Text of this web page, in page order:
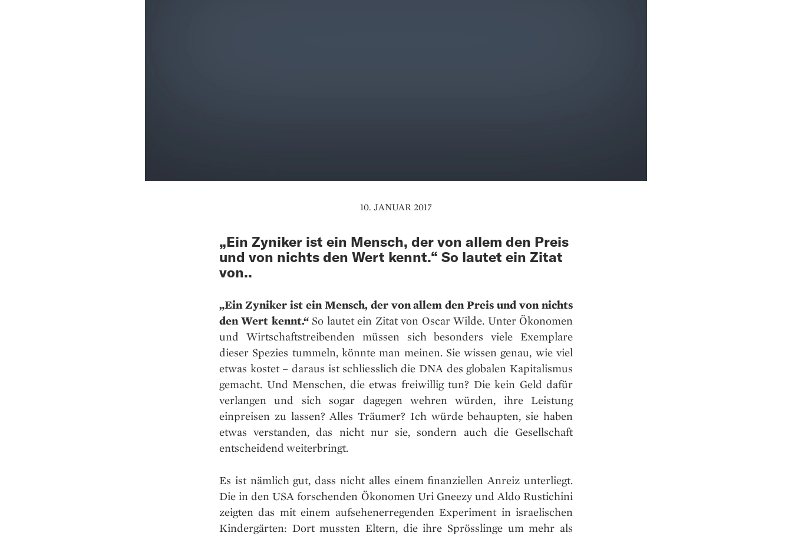
10. JANUAR 2017
„Ein Zyniker ist ein Mensch, der von allem den Preis
und von nichts den Wert kennt.“ So lautet ein Zitat
von..
„Ein Zyniker ist ein Mensch, der von allem den Preis und von nichts
den Wert kennt.“So lautet ein Zitat von Oscar Wilde. Unter Ökonomen
und Wirtschaftstreibenden müssen sich besonders viele Exemplare
dieser Spezies tummeln, könnte man meinen. Sie wissen genau, wie viel
etwas kostet – daraus ist schliesslich die DNA des globalen Kapitalismus
gemacht. Und Menschen, die etwas freiwillig tun? Die kein Geld dafür
verlangen und sich sogar dagegen wehren würden, ihre Leistung
einpreisen zu lassen? Alles Träumer? Ich würde behaupten, sie haben
etwas verstanden, das nicht nur sie, sondern auch die Gesellschaft
entscheidend weiterbringt.
Es ist nämlich gut, dass nicht alles einem finanziellen Anreiz unterliegt.
Die in den USA forschenden Ökonomen Uri Gneezy und Aldo Rustichini
zeigten das mit einem aufsehenerregenden Experiment in israelischen
Kindergärten: Dort mussten Eltern, die ihre Sprösslinge um mehr als